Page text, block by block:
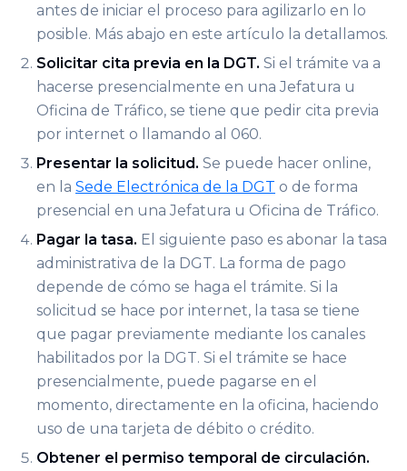
antes de iniciar el proceso para agilizarlo en lo
posible. Más abajo en este artículo la detallamos.
Solicitar cita previa en la DGT. Si el trámite va a
hacerse presencialmente en una Jefatura u
Oficina de Tráfico, se tiene que pedir cita previa
por internet o llamando al 060.
Presentar la solicitud. Se puede hacer online,
en la Sede Electrónica de la DGT o de forma
presencial en una Jefatura u Oficina de Tráfico.
Pagar la tasa. El siguiente paso es abonar la tasa
administrativa de la DGT. La forma de pago
depende de cómo se haga el trámite. Si la
solicitud se hace por internet, la tasa se tiene
que pagar previamente mediante los canales
habilitados por la DGT. Si el trámite se hace
presencialmente, puede pagarse en el
momento, directamente en la oficina, haciendo
uso de una tarjeta de débito o crédito.
Obtener el permiso temporal de circulación.